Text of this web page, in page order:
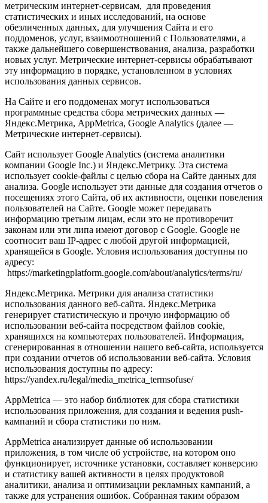
метрическим интернет-сервисам, для проведения
статистических и иных исследований, на основе
обезличенных данных, для улучшения Сайта и его
поддоменов, услуг, взаимоотношений с Пользователями, а
также дальнейшего совершенствования, анализа, разработки
новых услуг. Метрические интернет-сервисы обрабатывают
эту информацию в порядке, установленном в условиях
использования данных сервисов.
На Сайте и его поддоменах могут использоваться
программные средства сбора метрических данных —
Яндекс.Метрика, AppMetrica, Google Analytics (далее —
Метрические интернет-сервисы).
Сайт использует Google Analytics (система аналитики
компании Google Inc.) и Яндекс.Метрику. Эта система
использует cookie-файлы с целью сбора на Сайте данных для
анализа. Google использует эти данные для создания отчетов о
посещениях этого Сайта, об их активности, оценки повеления
пользователей на Сайте. Google может передавать
информацию третьим лицам, если это не противоречит
законам или эти липа имеют договор с Google. Google не
соотносит ваш IP-адрес с любой другой информацией,
хранящейся в Google. Условия использования доступны по
адресу:
https://marketingplatform.google.com/about/analytics/terms/ru/
Яндекс.Метрика. Метрики для анализа статистики
использования данного веб-сайта. Яндекс.Метрика
генерирует статистическую и прочую информацию об
использовании веб-сайта посредством файлов cookie,
хранящихся на компьютерах пользователей. Информация,
сгенерированная в отношении нашего веб-сайта, используется
при создании отчетов об использовании веб-сайта. Условия
использования доступны по адресу:
https://yandex.ru/legal/media_metrica_termsofuse/
AppMetrica — это набор библиотек для сбора статистики
использования приложения, для создания и ведения push-
кампаний и сбора статистики по ним.
AppMetrica анализирует данные об использовании
приложения, в том числе об устройстве, на котором оно
функционирует, источнике установки, составляет конверсию
и статистику вашей активности в целях продуктовой
аналитики, анализа и оптимизации рекламных кампаний, а
также для устранения ошибок. Собранная таким образом